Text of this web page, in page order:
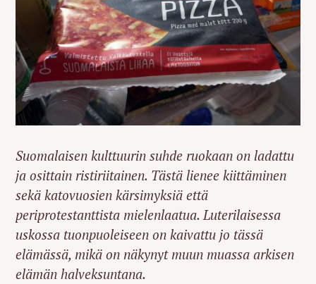
Suomalaisen kulttuurin suhde ruokaan on ladattu
ja osittain ristiriitainen. Tästä lienee kiittäminen
sekä katovuosien kärsimyksiä että
periprotestanttista mielenlaatua. Luterilaisessa
uskossa tuonpuoleiseen on kaivattu jo tässä
elämässä, mikä on näkynyt muun muassa arkisen
elämän halveksuntana.